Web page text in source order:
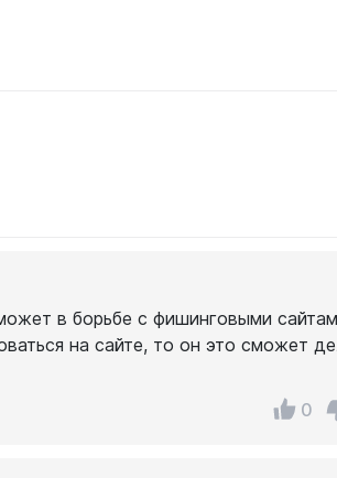
в борьбе с фишинговыми
на сайте, то он это сможет
0